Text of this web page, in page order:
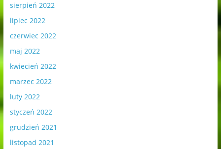
sierpień 2022
lipiec 2022
czerwiec 2022
maj 2022
kwiecień 2022
marzec 2022
luty 2022
styczeń 2022
grudzień 2021
listopad 2021